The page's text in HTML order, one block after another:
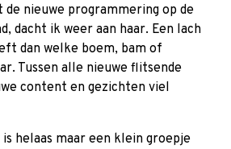
nieuwe programmering op de
dacht ik weer aan haar. Een lach
dan welke boem, bam of
Tussen alle nieuwe flitsende
content en gezichten viel
helaas maar een klein groepje